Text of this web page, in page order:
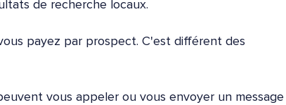
de recherche locaux.
payez par prospect. C'est différent des
vous appeler ou vous envoyer un message